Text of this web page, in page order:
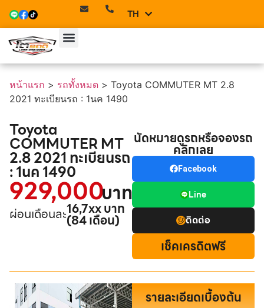
TH
EN
หน้าแรก > รถทั้งหมด > Toyota COMMUTER MT 2.8
2021 ทะเบียนรถ : 1นค 1490
Toyota
COMMUTER MT
2.8 2021 ทะเบียนรถ
: 1นค 1490
929,000บาท
ผ่อนเดือนละ16,7xx บาท
(84 เดือน)
นัดหมายดูรถหรือจองรถ
คลิกเลย
Facebook
Line
ติดต่อ
เช็คเครดิตฟรี
รายละเอียดเบื้องต้น